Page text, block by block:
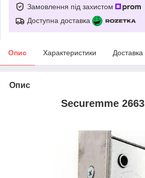
Замовлення під захистом
Доступна доставка
Опис Характеристики Доставка
Опис
Securemme 2663